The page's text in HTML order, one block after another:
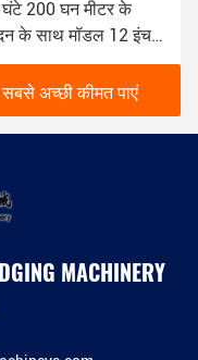
ड्रेजिंग अनुप्रयोगों के लिए
सीएसडी ड्रेजर साइड
6 मिमी
सबसे अच्छी कीमत पाएं
MACHINERY